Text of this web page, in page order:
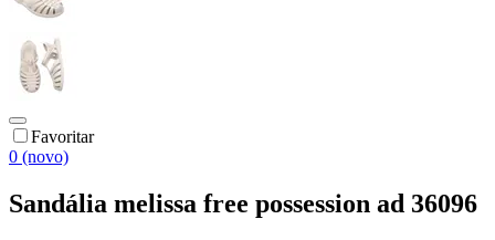
Favoritar
0 (novo)
Sandália melissa free possession ad 36096